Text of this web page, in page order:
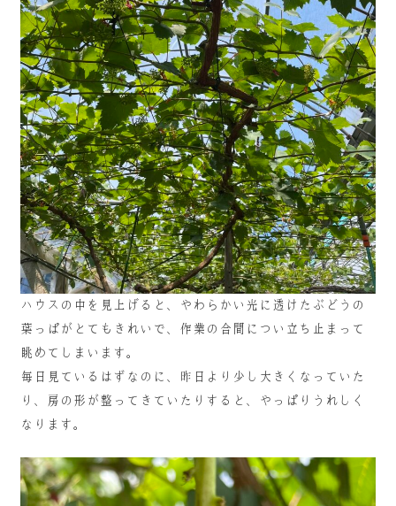
ハウスの中を見上げると、やわらかい光に透けたぶどうの
葉っぱがとてもきれいで、作業の合間につい立ち止まって
眺めてしまいます。
毎日見ているはずなのに、昨日より少し大きくなっていた
り、房の形が整ってきていたりすると、やっぱりうれしく
なります。